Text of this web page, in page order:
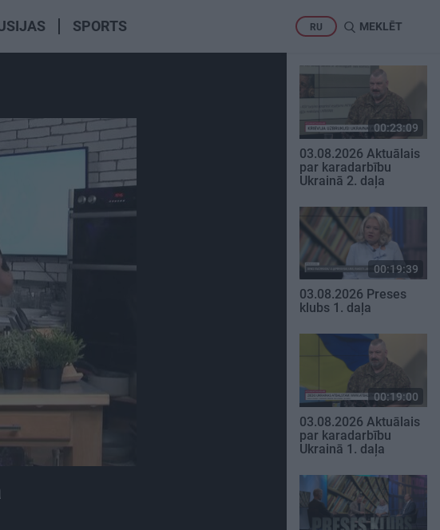
SPORTS RU MEKLĒT
00:23:09
03.08.2026 Aktuālais
par karadarbību
Ukrainā 2. daļa
00:19:39
03.08.2026 Preses
klubs 1. daļa
00:19:00
03.08.2026 Aktuālais
par karadarbību
Ukrainā 1. daļa